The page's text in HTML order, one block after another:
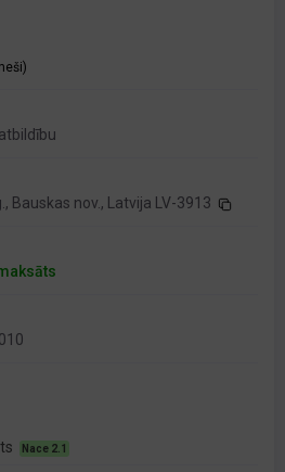
Bauskas nov., Latvija LV-3913
Nace 2.1